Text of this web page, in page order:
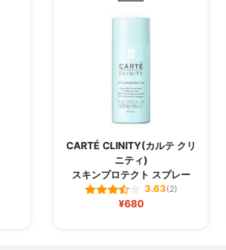
CARTÉ CLINITY(カルテ クリ
ニティ)
スキンプロテクト スプレー
3.63(2)
¥680